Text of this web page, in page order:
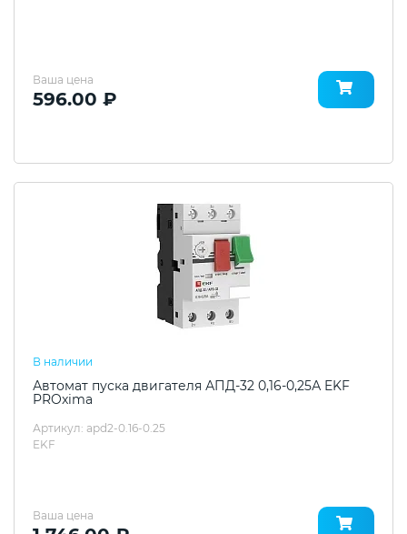
Ваша цена
596.00 ₽
В наличии
Автомат пуска двигателя АПД-32 0,16-0,25А EKF
PROxima
Артикул: apd2-0.16-0.25
EKF
Ваша цена